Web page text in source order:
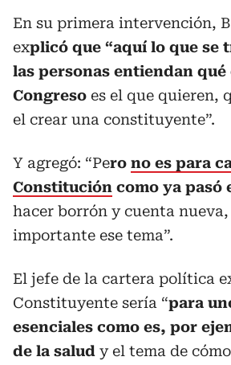
En su primera intervención,
explicó que “aquí lo que se
las personas entiendan qué
Congreso es el que quieren,
el crear una constituyente”.
Y agregó: “Pero no es para
Constitución como ya pasó
hacer borrón y cuenta nueva,
importante ese tema”.
El jefe de la cartera política
Constituyente sería “para
esenciales como es, por
de la salud y el tema de